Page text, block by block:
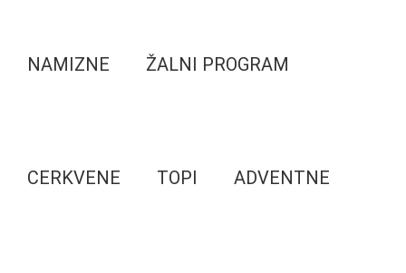
NAMIZNE ŽALNI PROGRAM
CERKVENE TOPI ADVENTNE